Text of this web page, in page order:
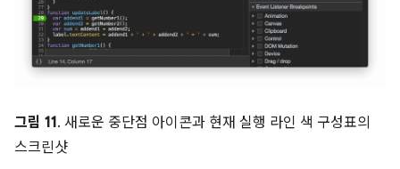
그림 11. 새로운 중단점 아이콘과 현재 실행 라인 색 구성표의
스크린샷